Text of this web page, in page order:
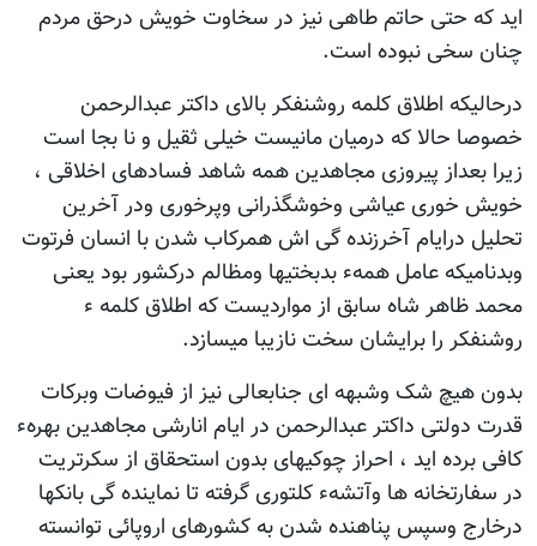
اید که حتی حاتم طاهی نیز در سخاوت خویش درحق مردم
چنان سخی نبوده است.
درحالیکه اطلاق کلمه روشنفکر بالای داکتر عبدالرحمن
خصوصا حالا که درمیان مانیست خیلی ثقیل و نا بجا است
زیرا بعداز پیروزی مجاهدین همه شاهد فسادهای اخلاقی ،
خویش خوری عیاشی وخوشگذرانی وپرخوری ودر آخرین
تحلیل درایام آخرزنده گی اش همرکاب شدن با انسان فرتوت
وبدنامیکه عامل همهء بدبختیها ومظالم درکشور بود یعنی
محمد ظاهر شاه سابق از مواردیست که اطلاق کلمه ء
روشنفکر را برایشان سخت نازیبا میسازد.
بدون هیچ شک وشبهه ای جنابعالی نیز از فیوضات وبرکات
قدرت دولتی داکتر عبدالرحمن در ایام انارشی مجاهدین بهرهء
کافی برده اید ، احراز چوکیهای بدون استحقاق از سکرتریت
در سفارتخانه ها وآتشهء کلتوری گرفته تا نماینده گی بانکها
درخارج وسپس پناهنده شدن به کشورهای اروپائی توانسته